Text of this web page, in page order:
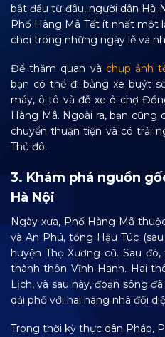
bắt đầu từ đâu, người dân Hà
Phố Hàng Mã Tết ít nhất một
chơi trong những ngày lễ và
Để thăm quan và chụp ảnh
bạn có thể đi bằng xe buýt
máy, ô tô và đỗ xe ở chợ
Hàng Mã. Ngoài ra, bạn cũng
chuyển thuận tiện và có trải
Thủ đô.
3. Khám phá nguồn
Hà Nội
Ngày xưa, Phố Hàng Mã
và An Phú, tổng Hậu Túc
huyện Thọ Xương cũ. Sau
thành thôn Vĩnh Hanh. Hai
Lịch, và sau này, đoạn sông
dải phố với hai hàng nhà đối
Trong thời kỳ thực dân Pháp,